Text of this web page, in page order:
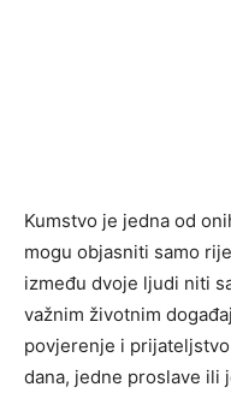
Kumstvo je jedna od
mogu objasniti samo
između dvoje ljudi niti
važnim životnim
povjerenje i
dana, jedne proslave ili